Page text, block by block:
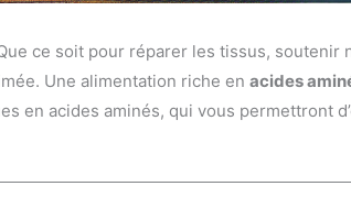
ce soit pour réparer les tissus, soutenir
Une alimentation riche en acides
en acides aminés, qui vous permettront